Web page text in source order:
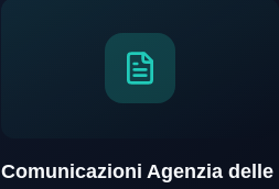
Comunicazioni Agenzia delle